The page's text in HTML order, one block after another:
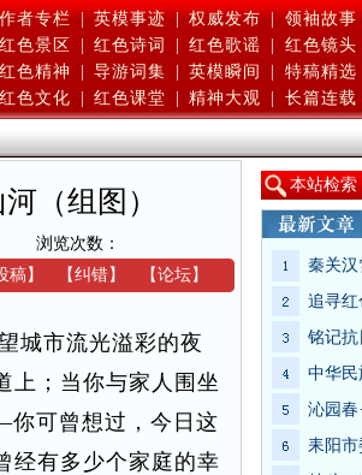
作者专栏 | 英模事迹 | 权威发布 | 领袖故事
红色景区 红色诗词 红色歌谣 红色镜头
红色精神 导游词集 英模瞬间 特稿精选
红色文化 红色课堂 精神大观 长篇连载
（组图）
浏览次数：
稿】 【纠错】 【论坛】
城市流光溢彩的夜
上；当你与家人围坐
可曾想过，今日这
经有多少个家庭的幸
本站检索
秦关
追寻
铭记
中华
沁园春
耒阳